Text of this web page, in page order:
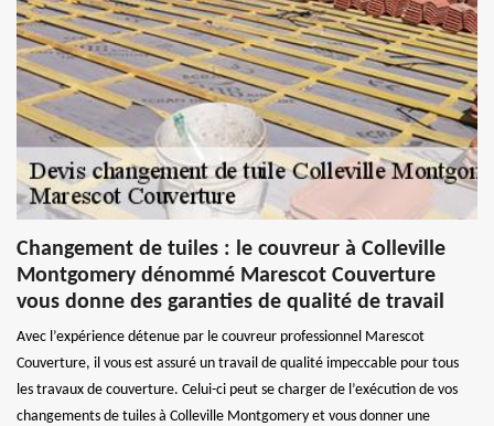
Changement de tuiles : le couvreur à Colleville
Montgomery dénommé Marescot Couverture
vous donne des garanties de qualité de travail
Avec l’expérience détenue par le couvreur professionnel Marescot
Couverture, il vous est assuré un travail de qualité impeccable pour tous
les travaux de couverture. Celui-ci peut se charger de l’exécution de vos
changements de tuiles à Colleville Montgomery et vous donner une